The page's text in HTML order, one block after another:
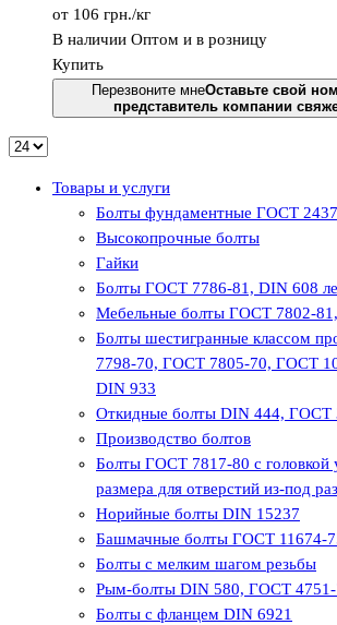
от 106 грн./кг
В наличии Оптом и в розницу
Купить
Перезвоните мнеОставьте свой
представитель компании
Товары и услуги
Болты фундаментные ГОСТ
Высокопрочные болты
Гайки
Болты ГОСТ 7786-81, DIN 608
Мебельные болты ГОСТ 7802-
Болты шестигранные классом
7798-70, ГОСТ 7805-70, ГОСТ
DIN 933
Откидные болты DIN 444, ГОСТ
Производство болтов
Болты ГОСТ 7817-80 с головкой
размера для отверстий из-под
Норийные болты DIN 15237
Башмачные болты ГОСТ 11674-
Болты с мелким шагом резьбы
Рым-болты DIN 580, ГОСТ 4751-
Болты с фланцем DIN 6921